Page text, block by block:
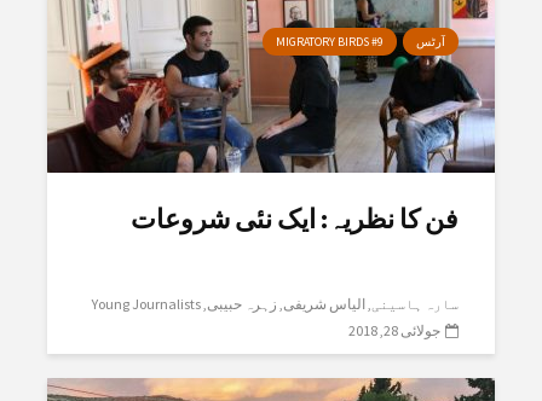
آرٹس MIGRATORY BIRDS #9
فن کا نظریہ: ایک نئی شروعات
سارہ ہاسینی الیاس شریفی زہرہ حبیبی Young Journalists
جولائی 28, 2018